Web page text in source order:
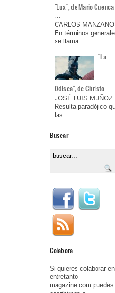
"Lux", de Mario Cuenca
…
CARLOS MANZANO
En términos
se llama…
"La
Odisea", de Christo…
JOSÉ LUIS MUÑOZ
Resulta paradójico
las…
Buscar
Colabora
Si quieres colaborar en
entretanto
magazine.com puedes